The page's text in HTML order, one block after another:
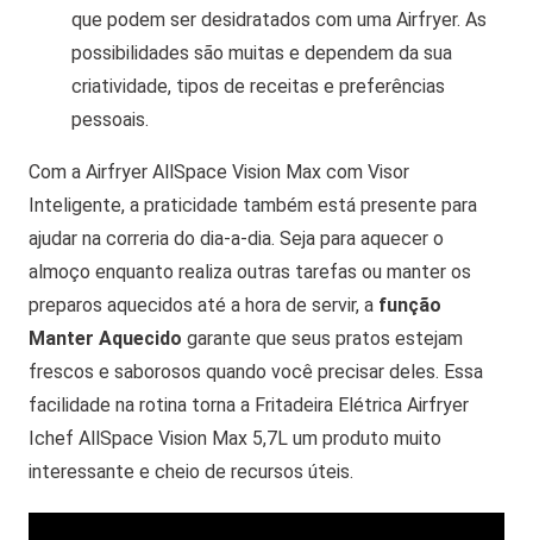
que podem ser desidratados com uma Airfryer. As
possibilidades são muitas e dependem da sua
criatividade, tipos de receitas e preferências
pessoais.
Com a Airfryer AllSpace Vision Max com Visor
Inteligente, a praticidade também está presente para
ajudar na correria do dia-a-dia. Seja para aquecer o
almoço enquanto realiza outras tarefas ou manter os
preparos aquecidos até a hora de servir, a função
Manter Aquecido garante que seus pratos estejam
frescos e saborosos quando você precisar deles. Essa
facilidade na rotina torna a Fritadeira Elétrica Airfryer
Ichef AllSpace Vision Max 5,7L um produto muito
interessante e cheio de recursos úteis.